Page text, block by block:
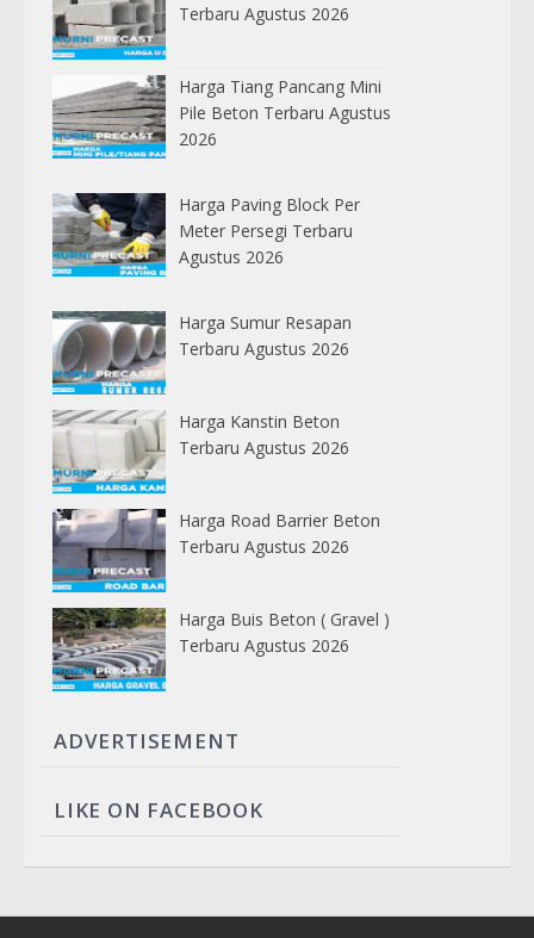
Terbaru Agustus 2026
Harga Tiang Pancang Mini
Pile Beton Terbaru Agustus
2026
Harga Paving Block Per
Meter Persegi Terbaru
Agustus 2026
Harga Sumur Resapan
Terbaru Agustus 2026
Harga Kanstin Beton
Terbaru Agustus 2026
Harga Road Barrier Beton
Terbaru Agustus 2026
Harga Buis Beton ( Gravel )
Terbaru Agustus 2026
ADVERTISEMENT
LIKE ON FACEBOOK